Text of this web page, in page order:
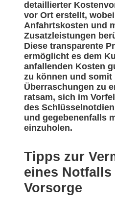
detaillierter
vor Ort erstellt,
Anfahrtskosten und
Zusatzleistungen
Diese transparente
ermöglicht es dem
anfallenden Kosten
zu können und somit
Überraschungen zu
ratsam, sich im
des
und gegebenenfalls
einzuholen.
Tipps zur
eines Notfalls
Vorsorge